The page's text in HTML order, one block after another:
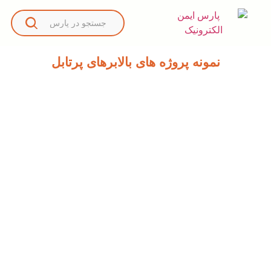
نمونه پروژه های بالابرهای پرتابل